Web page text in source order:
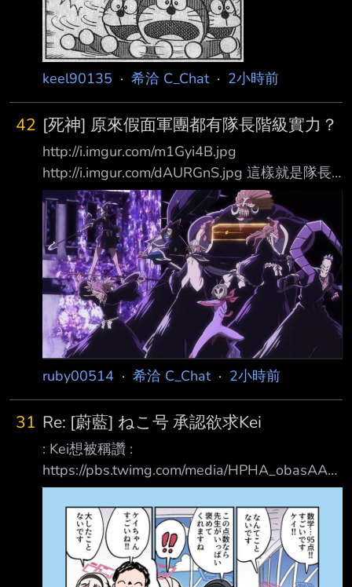
並賠償精神損失 共3萬元，法院認定抽取機率與
公告相差甚遠，應退還莫2540元，但駁回精神
慰撫金。可 上訴。 莫姓男子向台南地院台南簡
keel90135 · 希洽 C_Chat· 2小時前
42 [死神] 原來假面軍團都有隊長階級實力？
http://i.imgur.com/m1Gyi4B.jpg
http://i.imgur.com/dAURGnS.jpg 這樣就是隊長
階級 難怪死神方完全絕望 我記得一開始一護闖
屍魂界時 遇到隊長級的當時很絕望欸 還是假面
軍團純屬來搞笑的？ 明明pose都擺出來了 潮度
應該有提升才對啊.. 真的是擺拍軍團？？ --
ruby00514 · 希洽 C_Chat· 2小時前
31 Re: [蔚藍] ねこ号 承認欲求Kei
: Kei想被稱讚 :
https://pbs.twimg.com/media/HPHA_obasAAzi
Hp.jpg : 謙虛小桃 :
https://pbs.twimg.com/media/HPMHJe5a8AA_j
E1.jpg 小桃的報告
https://x.com/nekogoing/status/208638046956
2868135